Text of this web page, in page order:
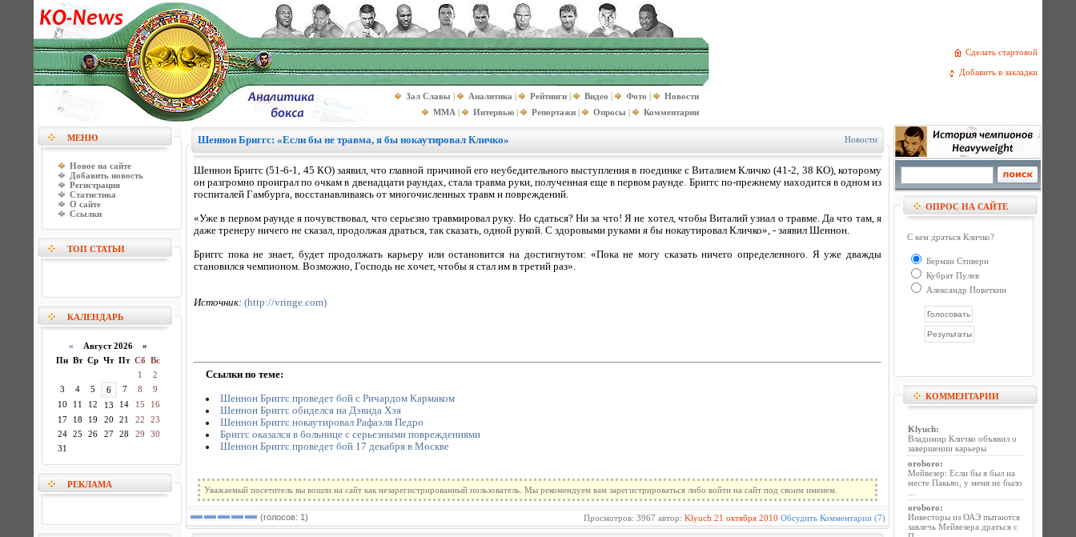
Сделать стартовой
Добавить в закладки
Зал Славы | Аналитика | Рейтинги | Видео | Фото |
Новости
MMA | Интервью | Репортажи | Опросы | Комментарии
МЕНЮ
Новое на сайте
Добавить новость
Регистрация
Статистика
О сайте
Ссылки
ТОП СТАТЬИ
КАЛЕНДАРЬ
« Август 2026 »
Пн Вт Ср Чт Пт Сб Вс
1
2
3
4 5 6 7 8
9
10
11 12 13 14 15
16
17
18 19 20 21 22
23
24
25 26 27 28 29
30
31
РЕКЛАМА
Шеннон Бриггс: «Если бы не травма, я бы нокаутировал Кличко» Новости
Шеннон Бриггс (51-6-1, 45 КО) заявил, что главной причиной его неубедительного выступления в поединке с Виталием Кличко (41-2, 38 КО), которому
он разгромно проиграл по очкам в двенадцати раундах, стала травма руки, полученная еще в первом раунде. Бриггс по-прежнему находится в одном из
госпиталей Гамбурга, восстанавливаясь от многочисленных травм и повреждений.
«Уже в первом раунде я почувствовал, что серьезно травмировал руку. Но сдаться? Ни за что! Я не хотел, чтобы Виталий узнал о травме. Да что там, я
даже тренеру ничего не сказал, продолжая драться, так сказать, одной рукой. С здоровыми руками я бы нокаутировал Кличко», - заявил Шеннон.
Бриггс пока не знает, будет продолжать карьеру или остановится на достигнутом: «Пока не могу сказать ничего определенного. Я уже дважды
становился чемпионом. Возможно, Господь не хочет, чтобы я стал им в третий раз».
Источник: (http://vringe.com)
Ссылки по теме:
Шеннон Бриггс проведет бой с Ричардом Кармаком
Шеннон Бриггс обиделся на Дэвида Хэя
Шеннон Бриггс нокаутировал Рафаэля Педро
Бриггс оказался в больнице с серьезными повреждениями
Шеннон Бриггс проведет бой 17 декабря в Москве
Уважаемый посетитель вы вошли на сайт как незарегистрированный пользователь. Мы рекомендуем вам зарегистрироваться либо войти на сайт под своим именем.
(голосов: 1) Просмотров: 3967 автор: Klyuch 21 октября 2010 Обсудить Комментарии (7)
ОПРОС НА САЙТЕ
С кем драться Кличко?
Берман Стиверн
Кубрат Пулев
Александр Поветкин
КОММЕНТАРИИ
Klyuch:
Владимир Кличко объявил о
завершении карьеры
oroboro:
Мейвезер: Если бы я был на
месте Пакьяо, у меня не было
oroboro:
Инвесторы из ОАЭ пытаются
завлечь Мейвезера драться с